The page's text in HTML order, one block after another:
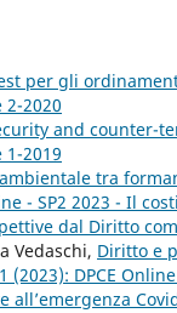
per gli
2-2020
and counter-
1-2019
tra
- SP2 2023 - Il
dal Diritto
Vedaschi, Diritto e
(2023): DPCE